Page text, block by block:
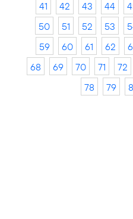
41
42 43 44
50
51 52 53
59
60 61 62
68
69 70 71 72
78
79